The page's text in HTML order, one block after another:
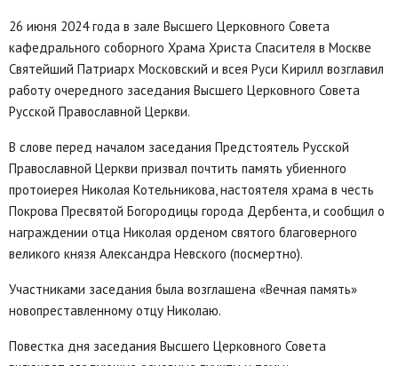
26 июня 2024 года в зале Высшего Церковного Совета
кафедрального соборного Храма Христа Спасителя в Москве
Святейший Патриарх Московский и всея Руси Кирилл возглавил
работу очередного заседания Высшего Церковного Совета
Русской Православной Церкви.
В слове перед началом заседания Предстоятель Русской
Православной Церкви призвал почтить память убиенного
протоиерея Николая Котельникова, настоятеля храма в честь
Покрова Пресвятой Богородицы города Дербента, и сообщил о
награждении отца Николая орденом святого благоверного
великого князя Александра Невского (посмертно).
Участниками заседания была возглашена «Вечная память»
новопреставленному отцу Николаю.
Повестка дня заседания Высшего Церковного Совета